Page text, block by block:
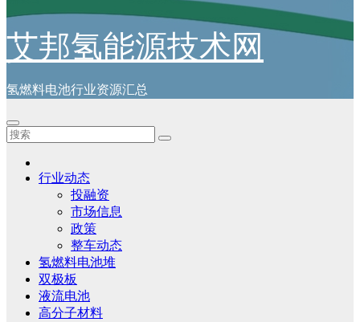
艾邦氢能源技术网
氢燃料电池行业资源汇总
行业动态
投融资
市场信息
政策
整车动态
氢燃料电池堆
双极板
液流电池
高分子材料